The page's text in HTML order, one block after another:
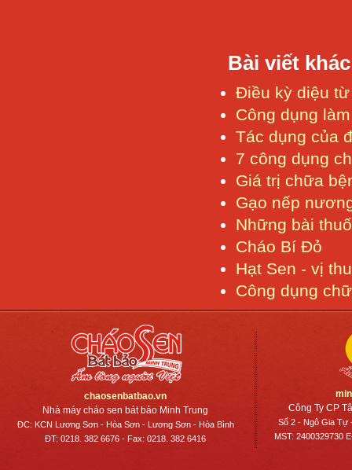
Bài viết khác
Điều kỳ diệu từ
Công dụng
Tác dụng của
7 công dụng
Giá trị chữa
Gạo nếp
Những bài
Cháo Bí Đỏ
Hạt Sen - vị
Công dụng
chaosenbatbao.vn
Nhà máy cháo sen bát bảo Minh Trung
ĐC: KCN Lương Sơn - Hòa Sơn - Lương Sơn - Hòa Bình
ĐT: 0218. 382 6676 - Fax: 0218. 382 6416
Công Ty CP
Số 2 - Ngô Gia Tự
MST: 2400329730